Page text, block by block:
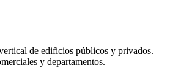
de edificios públicos y privados.
y departamentos.